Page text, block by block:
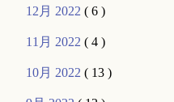
12月 2022( 6 )
11月 2022( 4 )
10月 2022( 13 )